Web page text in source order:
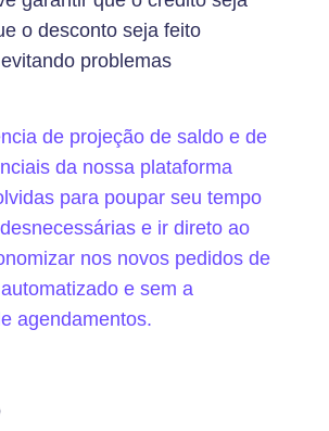
o desconto seja feito
problemas
de projeção de saldo e de
da nossa plataforma
para poupar seu tempo
e ir direto ao
nos novos pedidos de
e sem a
agendamentos.